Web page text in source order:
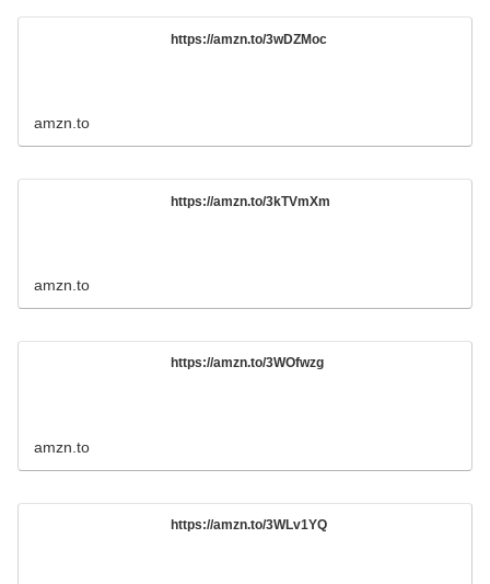
https://amzn.to/3wDZMoc
amzn.to
https://amzn.to/3kTVmXm
amzn.to
https://amzn.to/3WOfwzg
amzn.to
https://amzn.to/3WLv1YQ